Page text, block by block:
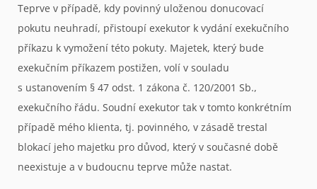
Teprve v případě, kdy povinný uloženou donucovací
pokutu neuhradí, přistoupí exekutor k vydání exekučního
příkazu k vymožení této pokuty. Majetek, který bude
exekučním příkazem postižen, volí v souladu
s ustanovením § 47 odst. 1 zákona č. 120/2001 Sb.,
exekučního řádu. Soudní exekutor tak v tomto konkrétním
případě mého klienta, tj. povinného, v zásadě trestal
blokací jeho majetku pro důvod, který v současné době
neexistuje a v budoucnu teprve může nastat.